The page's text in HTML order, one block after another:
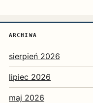
ARCHIWA
sierpień 2026
lipiec 2026
maj 2026